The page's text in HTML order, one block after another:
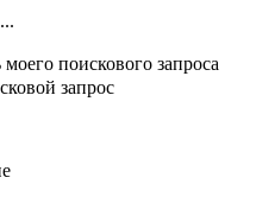
моего поискового запроса
запрос